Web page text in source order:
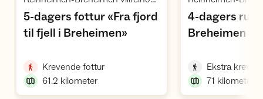
5-dagers fottur «Fra fjord
til fjell i Breheimen»
Krevende fottur,
61.2 kilometer
4-dagers
Breheimen
Ekstra
71 kilometer